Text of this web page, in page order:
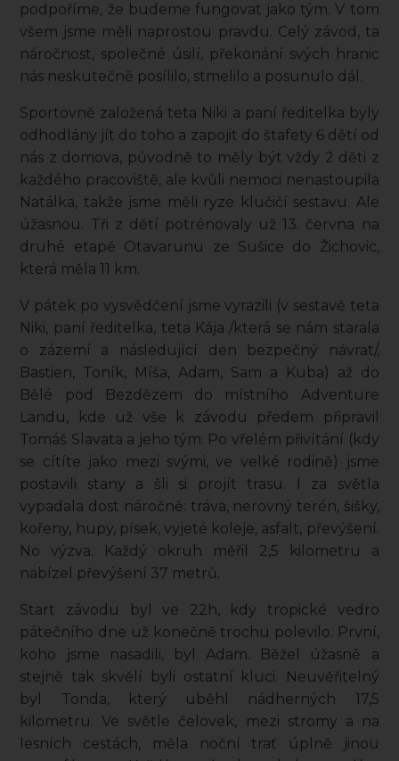
podpoříme, že budeme fungovat jako tým. V tom
všem jsme měli naprostou pravdu. Celý závod, ta
náročnost, společné úsilí, překonání svých hranic
nás neskutečně posílilo, stmelilo a posunulo dál.
Sportovně založená teta Niki a paní ředitelka byly
odhodlány jít do toho a zapojit do štafety 6 dětí od
nás z domova, původně to měly být vždy 2 děti z
každého pracoviště, ale kvůli nemoci nenastoupila
Natálka, takže jsme měli ryze klučičí sestavu. Ale
úžasnou. Tři z dětí potrénovaly už 13. června na
druhé etapě Otavarunu ze Sušice do Žichovic,
která měla 11 km.
V pátek po vysvědčení jsme vyrazili (v sestavě teta
Niki, paní ředitelka, teta Kája /která se nám starala
o zázemí a následující den bezpečný návrat/,
Bastien, Toník, Míša, Adam, Sam a Kuba) až do
Bělé pod Bezdězem do místního Adventure
Landu, kde už vše k závodu předem připravil
Tomáš Slavata a jeho tým. Po vřelém přivítání (kdy
se cítíte jako mezi svými, ve velké rodině) jsme
postavili stany a šli si projít trasu. I za světla
vypadala dost náročně: tráva, nerovný terén, šišky,
kořeny, hupy, písek, vyjeté koleje, asfalt, převýšení.
No výzva. Každý okruh měřil 2,5 kilometru a
nabízel převýšení 37 metrů.
Start závodu byl ve 22h, kdy tropické vedro
pátečního dne už konečně trochu polevilo. První,
koho jsme nasadili, byl Adam. Běžel úžasně a
stejně tak skvělí byli ostatní kluci. Neuvěřitelný
byl Tonda, který uběhl nádherných 17,5
kilometru. Ve světle čelovek, mezi stromy a na
lesních cestách, měla noční trať úplně jinou